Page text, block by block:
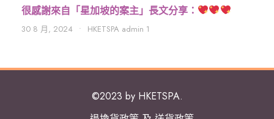
很感謝來自「星加坡的案主」長文分享：
30 8 月, 2024 • HKETSPA admin 1
©2023 by HKETSPA.